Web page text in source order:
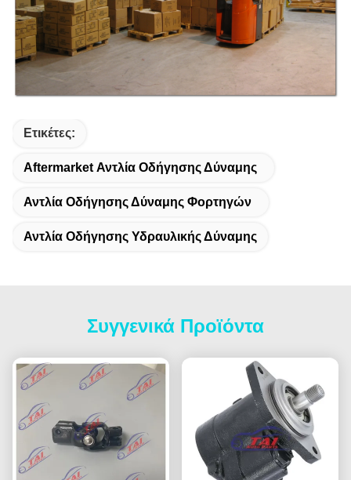
Ετικέτες:
Aftermarket Αντλία Οδήγησης Δύναμης
Αντλία Οδήγησης Δύναμης Φορτηγών
Αντλία Οδήγησης Υδραυλικής Δύναμης
Συγγενικά Προϊόντα